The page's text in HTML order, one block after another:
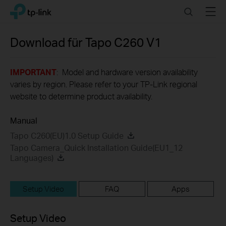
Click
navigation
TP-Link, Reliably Smart SearchMenu
Download fürTapo C260 V1
IMPORTANT: Model and hardware version availability
varies by region. Please refer to your TP-Link regional
website to determine product availability.
Manual
Tapo C260(EU)1.0 Setup Guide
Tapo Camera_Quick Installation Guide(EU1_12
Languages)
Setup Video FAQ Apps
Setup Video